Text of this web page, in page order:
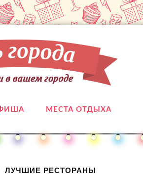
МЕСТА ОТДЫХА
ЛУЧШИЕ РЕСТОРАНЫ